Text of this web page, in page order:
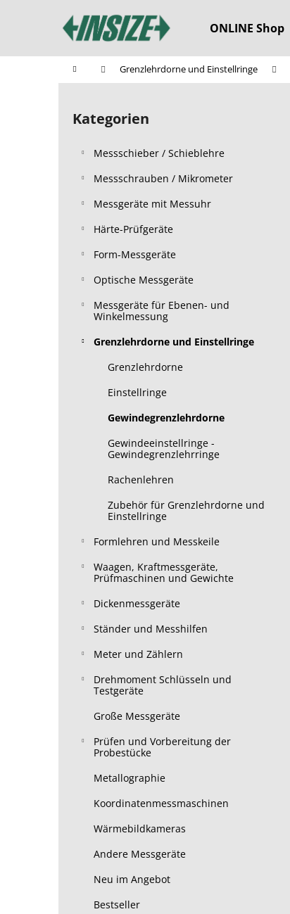
ONLINE Shop
StartseiteGrenzlehrdorne und Einstellringe
S
Kategorien
überspringen
Kategorien
Messschieber / Schieblehre
Messschrauben / Mikrometer
Messgeräte mit Messuhr
Härte-Prüfgeräte
Form-Messgeräte
Optische Messgeräte
Messgeräte für Ebenen- und
Winkelmessung
Grenzlehrdorne und Einstellringe
Grenzlehrdorne
Einstellringe
Gewindegrenzlehrdorne
Gewindeeinstellringe -
Gewindegrenzlehrringe
Rachenlehren
Zubehör für Grenzlehrdorne und
Einstellringe
Formlehren und Messkeile
Waagen, Kraftmessgeräte,
Prüfmaschinen und Gewichte
Dickenmessgeräte
Ständer und Messhilfen
Meter und Zählern
Drehmoment Schlüsseln und
Testgeräte
Große Messgeräte
Prüfen und Vorbereitung der
Probestücke
Metallographie
Koordinatenmessmaschinen
Wärmebildkameras
Andere Messgeräte
Neu im Angebot
Bestseller
e
Zurück
zum
Zurück
zum